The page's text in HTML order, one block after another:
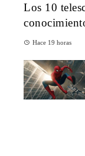
Los 10
Hace 19 horas